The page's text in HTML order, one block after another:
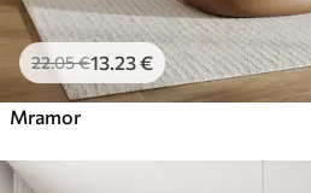
22.05€13.23€
Mramor